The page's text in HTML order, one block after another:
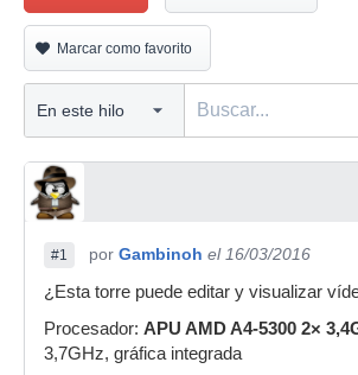
Marcar como favorito
#1 por Gambinoh el 16/03/2016
¿Esta torre puede editar y visualizar
Procesador: APU AMD A4-5300 2×
3,7GHz, gráfica integrada